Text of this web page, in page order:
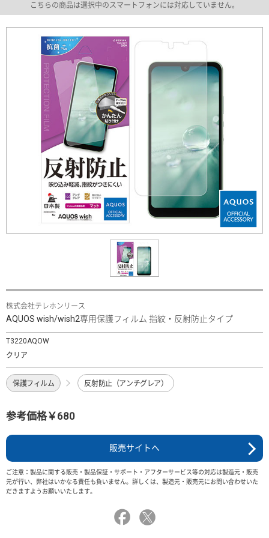
こちらの商品は選択中のスマートフォンには対応していません。
株式会社テレホンリース
AQUOS wish/wish2専用保護フィルム 指紋・反射防止タイプ
T3220AQOW
クリア
保護フィルム 反射防止（アンチグレア）
参考価格￥680
販売サイトへ
ご注意：製品に関する販売・製品保証・サポート・アフターサービス等の対応は製造元・販売
元が行い、弊社はいかなる責任も負いません。詳しくは、製造元・販売元にお問い合わせいた
だきますようお願いいたします。